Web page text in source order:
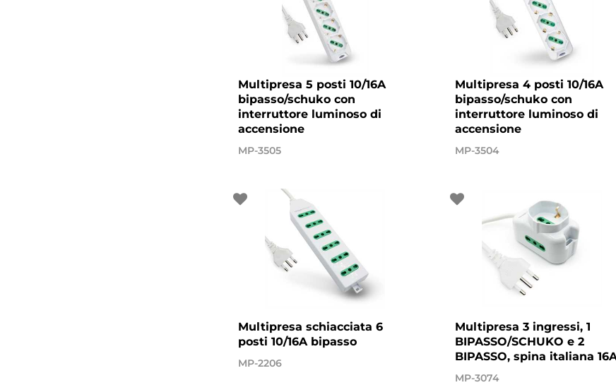
Multipresa 5 posti 10/16A
bipasso/schuko con
interruttore luminoso di
accensione
MP-3505
Multipresa 4 posti 10/16A
bipasso/schuko con
interruttore luminoso di
accensione
MP-3504
Multipresa schiacciata 6
posti 10/16A bipasso
MP-2206
Multipresa 3 ingressi, 1
BIPASSO/SCHUKO e 2
BIPASSO, spina italiana
MP-3074